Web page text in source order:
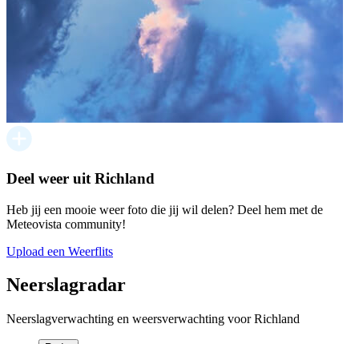
Deel weer uit Richland
Heb jij een mooie weer foto die jij wil delen? Deel hem met de
Meteovista community!
Upload een Weerflits
Neerslagradar
Neerslagverwachting en weersverwachting voor Richland